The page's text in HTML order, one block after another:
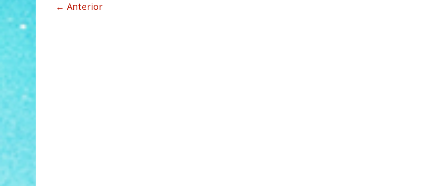
← Anterior